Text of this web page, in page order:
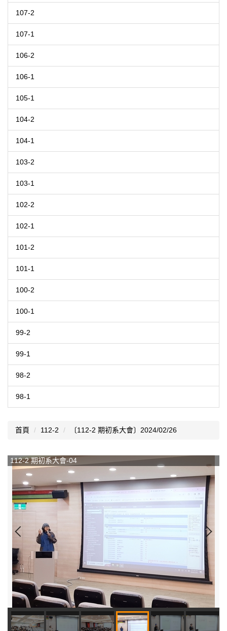
107-2
107-1
106-2
106-1
105-1
104-2
104-1
103-2
103-1
102-2
102-1
101-2
101-1
100-2
100-1
99-2
99-1
98-2
98-1
首頁 112-2 〔112-2 期初系大會〕2024/02/26
112-2 期初系大會-04